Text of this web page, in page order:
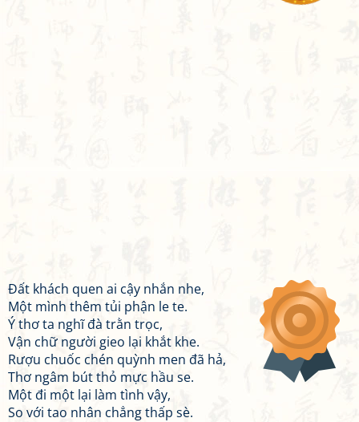
Đất khách quen ai cậy nhắn nhe,
Một mình thêm tủi phận le te.
Ý thơ ta nghĩ đà trằn trọc,
Vận chữ người gieo lại khắt khe.
Rượu chuốc chén quỳnh men đã hả,
Thơ ngâm bút thỏ mực hầu se.
Một đi một lại làm tình vậy,
So với tao nhân chẳng thấp sè.